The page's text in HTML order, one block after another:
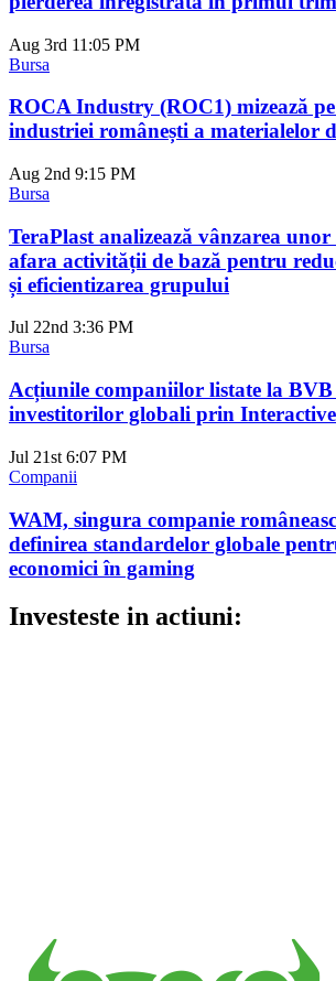
Aug 3rd 11:05 PM
Bursa
ROCA Industry (ROC1) mizează
industriei românești a materialelor
Aug 2nd 9:15 PM
Bursa
TeraPlast analizează vânzarea
afara activității de bază pentru
și eficientizarea grupului
Jul 22nd 3:36 PM
Bursa
Acțiunile companiilor listate la BVB
investitorilor globali prin
Jul 21st 6:07 PM
Companii
WAM, singura companie
definirea standardelor globale
economici în gaming
Investeste in actiuni: